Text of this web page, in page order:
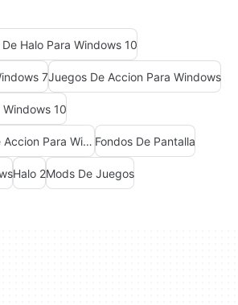
Halo Para Windows 10
7Juegos De Accion Para Windows
10
Juegos De Disparos De Accion Para Windows Fondos De Pantalla
Halo 2Mods De Juegos